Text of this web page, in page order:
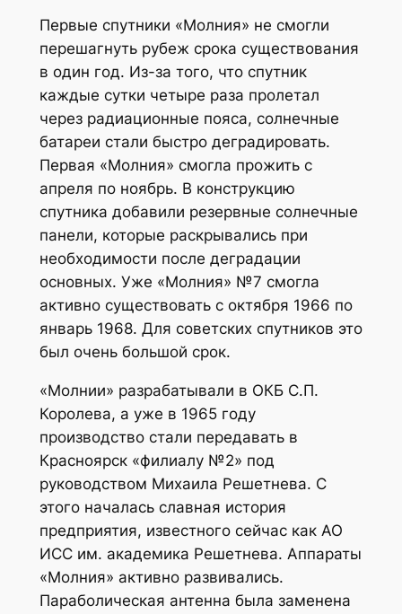
Первые спутники «Молния» не смогли
перешагнуть рубеж срока существования
в один год. Из-за того, что спутник
каждые сутки четыре раза пролетал
через радиационные пояса, солнечные
батареи стали быстро деградировать.
Первая «Молния» смогла прожить с
апреля по ноябрь. В конструкцию
спутника добавили резервные солнечные
панели, которые раскрывались при
необходимости после деградации
основных. Уже «Молния» №7 смогла
активно существовать с октября 1966 по
январь 1968. Для советских спутников это
был очень большой срок.
«Молнии» разрабатывали в ОКБ С.П.
Королева, а уже в 1965 году
производство стали передавать в
Красноярск «филиалу №2» под
руководством Михаила Решетнева. С
этого началась славная история
предприятия, известного сейчас как АО
ИСС им. академика Решетнева. Аппараты
«Молния» активно развивались.
Параболическая антенна была заменена